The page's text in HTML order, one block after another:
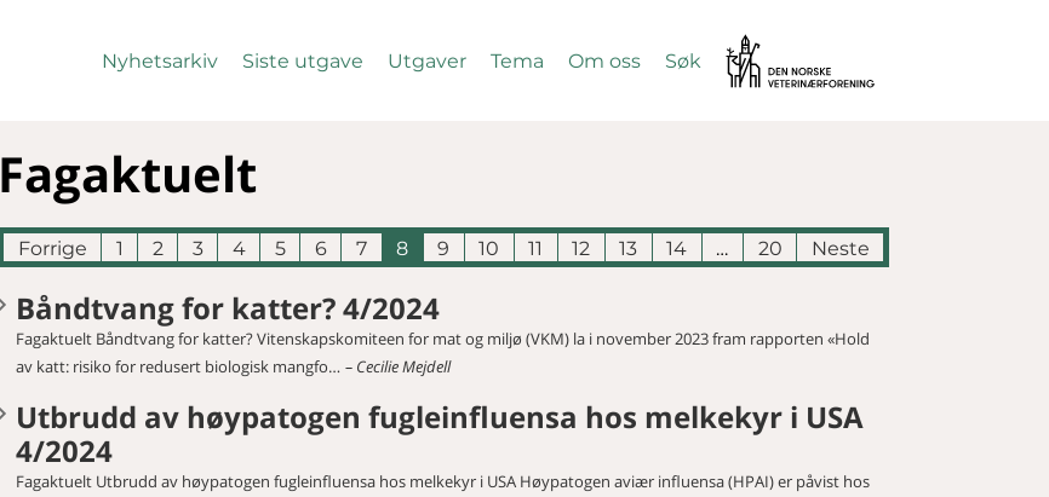
Nyhetsarkiv Siste utgave Utgaver Tema Om oss Søk
Vetnett
Fagaktuelt
Forrige 1 2 3 4 5 6 7 8 9 10 11 12 13 14 … 20 Neste
Båndtvang for katter? 4/2024
Fagaktuelt Båndtvang for katter? Vitenskapskomiteen for mat og miljø (VKM) la i november 2023 fram rapporten «Hold
av katt: risiko for redusert biologisk mangfo…
Cecilie Mejdell
Utbrudd av høypatogen fugleinfluensa hos melkekyr i USA
4/2024
Fagaktuelt Utbrudd av høypatogen fugleinfluensa hos melkekyr i USA Høypatogen aviær influensa (HPAI) er påvist hos